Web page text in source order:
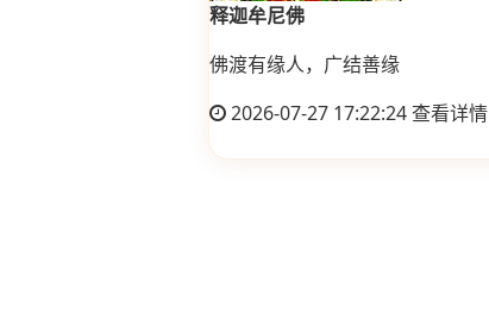
释迦牟尼佛
佛渡有缘人，广结善缘
2026-07-27 17:22:24查看详情